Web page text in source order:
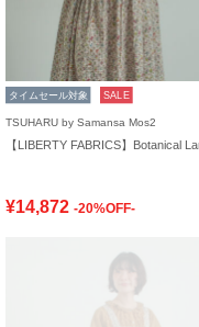
タイムセール対象 SALE
TSUHARU by Samansa Mos2
¥14,872 -20%OFF-